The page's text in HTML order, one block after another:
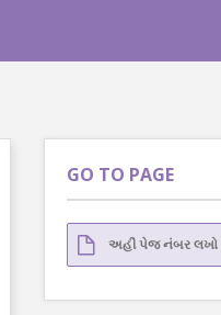
GO TO PAGE